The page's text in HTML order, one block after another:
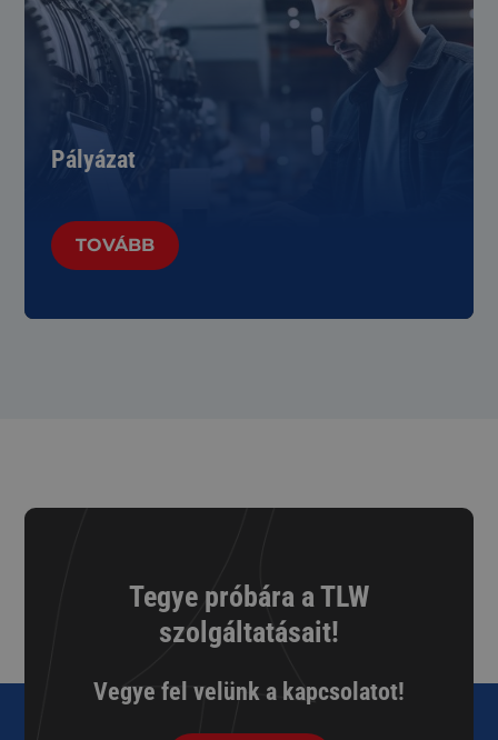
Pályázat
TOVÁBB
Tegye próbára a TLW
szolgáltatásait!
Vegye fel velünk a kapcsolatot!